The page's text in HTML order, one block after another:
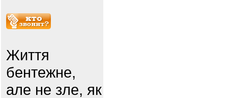
Життя
бентежне,
але не зле, як